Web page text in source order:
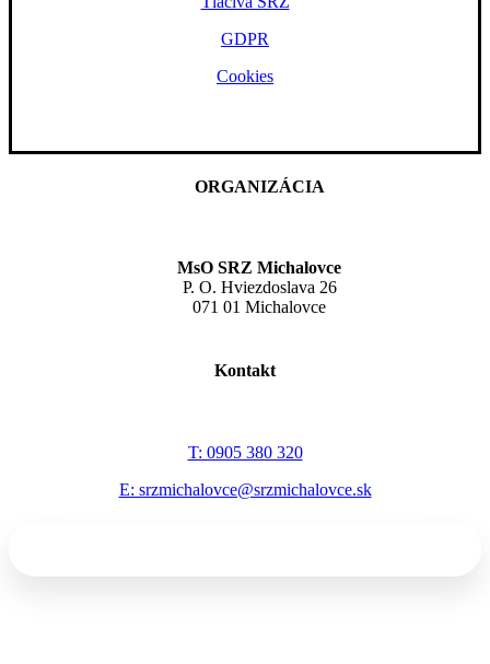
GDPR
Cookies
ORGANIZÁCIA
MsO SRZ Michalovce
P. O. Hviezdoslava 26
071 01 Michalovce
Kontakt
T: 0905 380 320
E: srzmichalovce@srzmichalovce.sk